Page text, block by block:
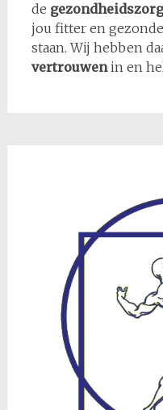
de
jou fitter en
staan. Wij hebben
vertrouwenin en